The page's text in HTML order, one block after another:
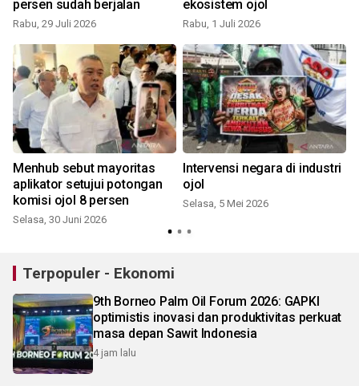
persen sudah berjalan
Rabu, 29 Juli 2026
ekosistem ojol
Rabu, 1 Juli 2026
Menhub sebut mayoritas
aplikator setujui potongan
komisi ojol 8 persen
Selasa, 30 Juni 2026
Intervensi negara di industri
ojol
Selasa, 5 Mei 2026
Terpopuler - Ekonomi
9th Borneo Palm Oil Forum 2026: GAPKI
optimistis inovasi dan produktivitas perkuat
masa depan Sawit Indonesia
4 jam lalu